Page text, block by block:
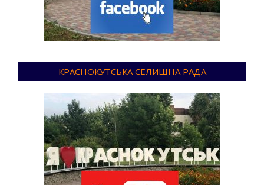
КРАСНОКУТСЬКА СЕЛИЩНА РАДА